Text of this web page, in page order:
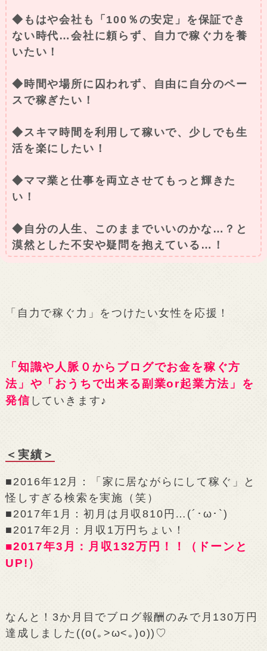
◆もはや会社も「100％の安定」を保証でき
ない時代…会社に頼らず、自力で稼ぐ力を養
いたい！
◆時間や場所に囚われず、自由に自分のペー
スで稼ぎたい！
◆スキマ時間を利用して稼いで、少しでも生
活を楽にしたい！
◆ママ業と仕事を両立させてもっと輝きた
い！
◆自分の人生、このままでいいのかな…？と
漠然とした不安や疑問を抱えている…！
「自力で稼ぐ力」をつけたい女性を応援！
「知識や人脈０からブログでお金を稼ぐ方
法」や「おうちで出来る副業or起業方法」を
発信 していきます♪
＜実績＞
■2016年12月：「家に居ながらにして稼ぐ」と
怪しすぎる検索を実施（笑）
■2017年1月：初月は月収810円…(´･ω･`)
■2017年2月：月収1万円ちょい！
■2017年3月：月収132万円！！（ドーンと
UP!）
なんと！3か月目でブログ報酬のみで月130万円
達成しました((o(｡>ω<｡)o))♡